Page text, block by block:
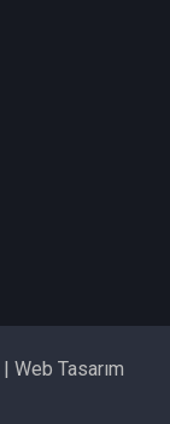
| Web Tasarım